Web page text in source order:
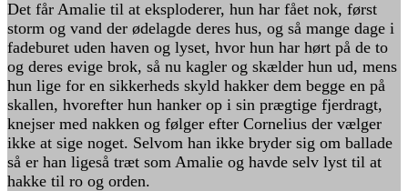
Det får Amalie til at eksploderer, hun har fået nok, først
storm og vand der ødelagde deres hus, og så mange dage i
fadeburet uden haven og lyset, hvor hun har hørt på de to
og deres evige brok, så nu kagler og skælder hun ud, mens
hun lige for en sikkerheds skyld hakker dem begge en på
skallen, hvorefter hun hanker op i sin prægtige fjerdragt,
knejser med nakken og følger efter Cornelius der vælger
ikke at sige noget. Selvom han ikke bryder sig om ballade
så er han ligeså træt som Amalie og havde selv lyst til at
hakke til ro og orden.